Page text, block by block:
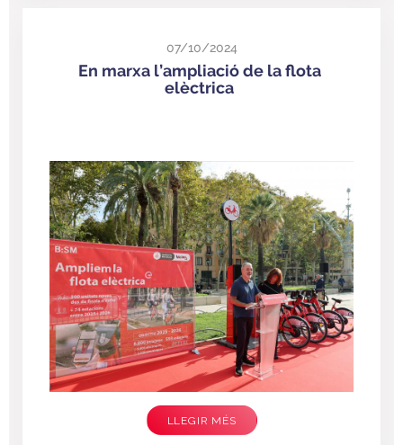
07/10/2024
En marxa l’ampliació de la flota
elèctrica
LLEGIR MÉS